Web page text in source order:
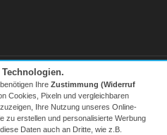
| twitter
Ihre Zustimmung (Widerruf
Cookies, Pixeln und vergleichbaren
Ihre Nutzung unseres Online-
zu erstellen und personalisierte Werbung
Daten auch an Dritte, wie z.B.